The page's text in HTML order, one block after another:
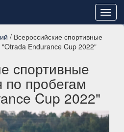
/ Всероссийские спортивные
Endurance Cup 2022"
спортивные
по пробегам
Cup 2022"